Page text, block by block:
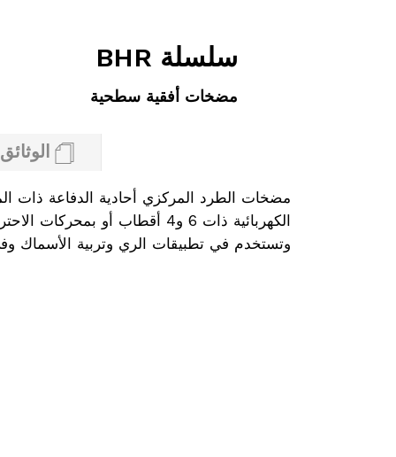
سلسلة BHR
مضخات أفقية سطحية
الوثائق
مضخات الطرد المركزي أحادية الدفاعة ذات
الكهربائية ذات 6 و4 أقطاب أو
وتستخدم في تطبيقات الري وتربية الأسماك